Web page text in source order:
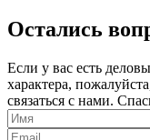
Остались
Если у вас есть
характера,
связаться с нами.